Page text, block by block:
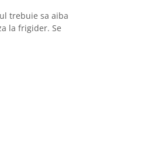
trebuie sa aiba
la frigider. Se